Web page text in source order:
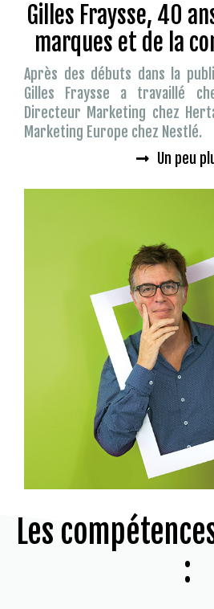
Gilles Fraysse, 40
marques et de la
Après des débuts dans la
Gilles Fraysse a travaillé
Directeur Marketing chez
Marketing Europe chez Nestlé.
Un peu
Les
: